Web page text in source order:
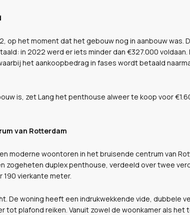
op het moment dat het gebouw nog in aanbouw was.
in 2022 werd er iets minder dan €327.000 voldaan.
het aankoopbedrag in fases wordt betaald
is, zet Lang het penthouse alweer te koop voor
van Rotterdam
moderne woontoren in het bruisende centrum van
zogeheten duplex penthouse, verdeeld over twee
vierkante meter.
De woning heeft een indrukwekkende vide, dubbele
tot plafond reiken. Vanuit zowel de woonkamer als het